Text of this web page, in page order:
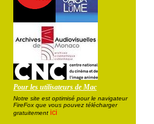
Pour les utilisateurs de Mac
Notre site est optimisé pour le navigateur
FireFox que vous pouvez télécharger
gratuitement ici